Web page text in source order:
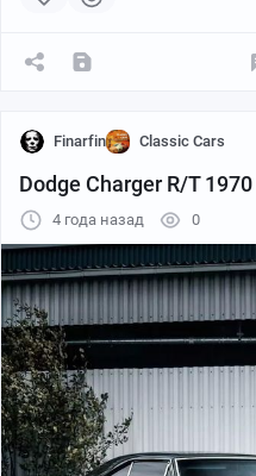
Finarfin Classic Cars
Dodge Charger R/T
4 года назад 0